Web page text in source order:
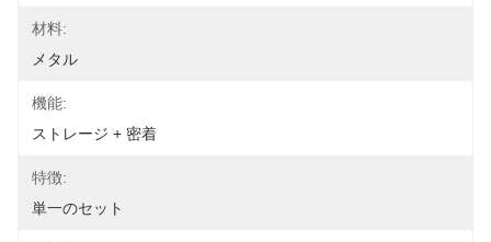
材料:
メタル
機能:
ストレージ + 密着
特徴:
単一のセット